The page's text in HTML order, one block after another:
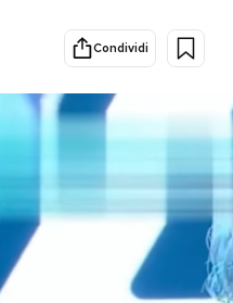
Storie/Idee
Ok Boomer!
Media
Mondiali calcio 2026
Condividi